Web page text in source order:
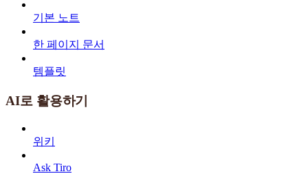
기본 노트
한 페이지 문서
템플릿
AI로 활용하기
위키
Ask Tiro